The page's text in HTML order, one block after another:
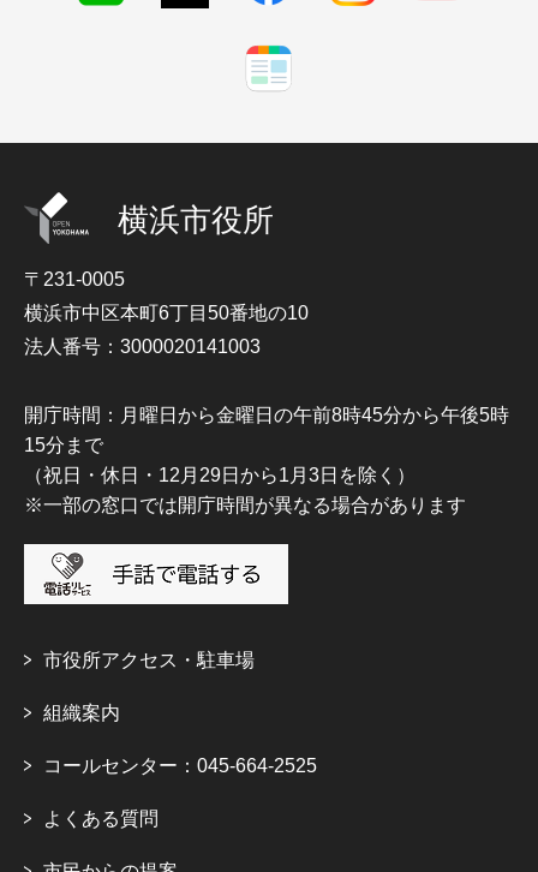
横浜市役所
〒231-0005
横浜市中区本町6丁目50番地の10
法人番号：3000020141003
開庁時間：月曜日から金曜日の午前8時45分から午後5時
15分まで
（祝日・休日・12月29日から1月3日を除く）
※一部の窓口では開庁時間が異なる場合があります
市役所アクセス・駐車場
組織案内
コールセンター：045-664-2525
よくある質問